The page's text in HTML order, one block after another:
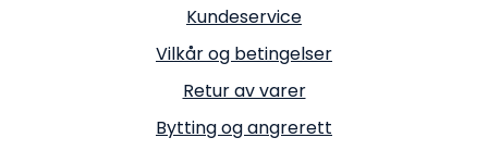
Kundeservice
Vilkår og betingelser
Retur av varer
Bytting og angrerett